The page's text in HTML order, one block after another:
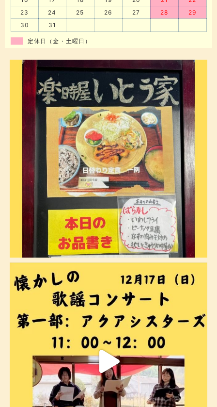
23
24 25 26 27 28
29
30
31
定休日（金・土曜日）